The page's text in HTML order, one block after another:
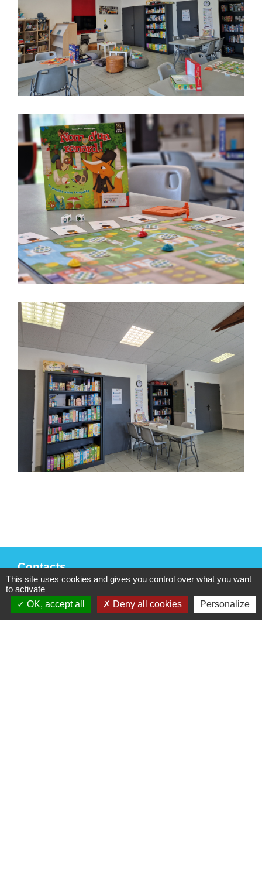
Contacts
Mairie de La Chaize-le-Vicomte
4 rue des Noyers
85310 La Chaize-le-Vicomte - FRANCE
This site uses cookies and gives you control over what you want
to activate
OK, accept all
Deny all cookies Personalize